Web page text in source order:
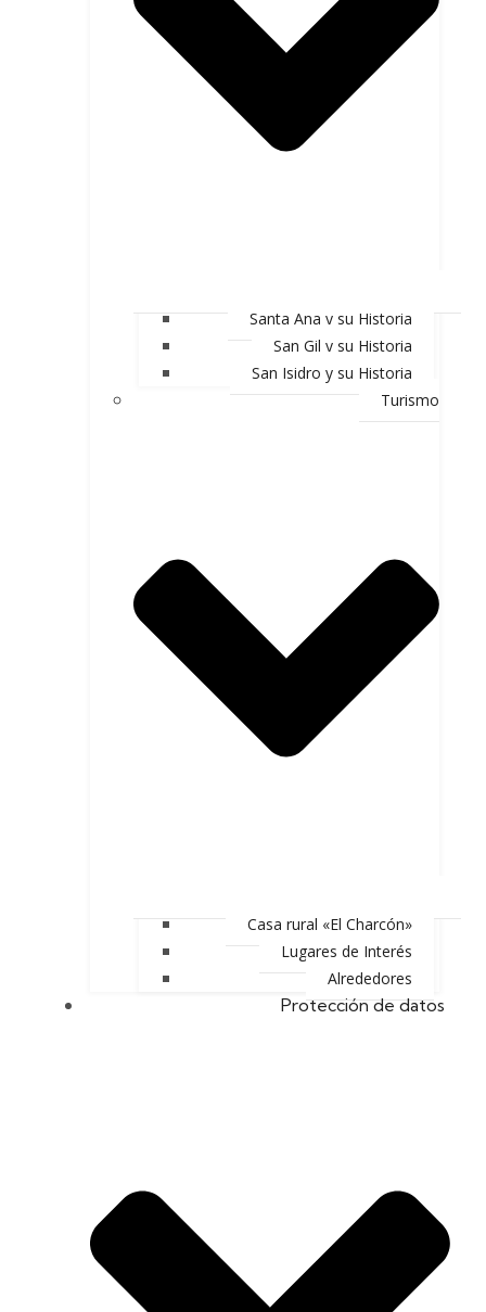
Santa Ana y su Historia
San Gil y su Historia
San Isidro y su Historia
Turismo
Casa rural «El Charcón»
Lugares de Interés
Alrededores
Protección de datos